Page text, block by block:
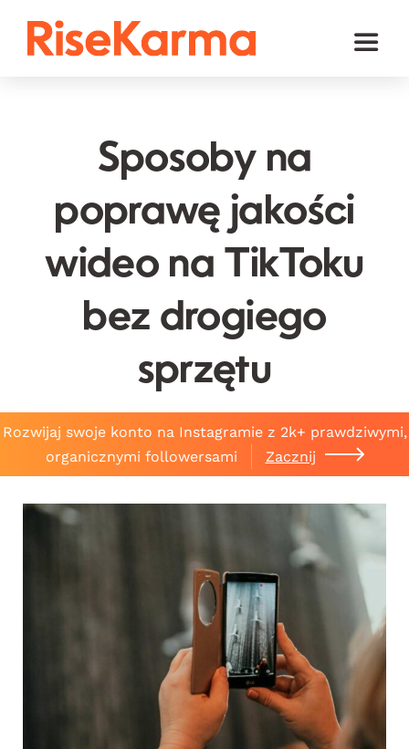
Toggle
Facebook
YouTube
Twitter (𝕏)
Sposoby na
poprawę jakości
wideo na TikToku
bez drogiego
sprzętu
Rozwijaj swoje konto na Instagramie z 2k+ prawdziwymi,
organicznymi followersami
Zacznij